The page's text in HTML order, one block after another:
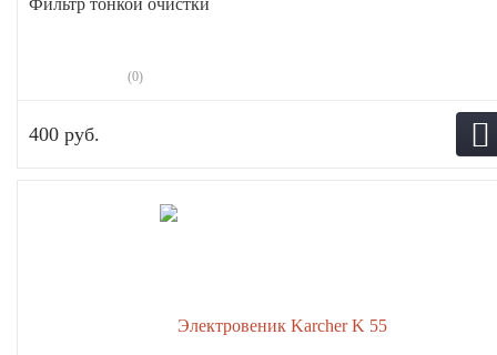
(0)
400 руб.